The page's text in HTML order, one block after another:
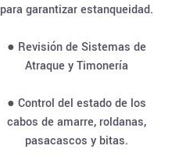
para garantizar estanqueidad.
● Revisión de Sistemas de
Atraque y Timonería
● Control del estado de los
cabos de amarre, roldanas,
pasacascos y bitas.